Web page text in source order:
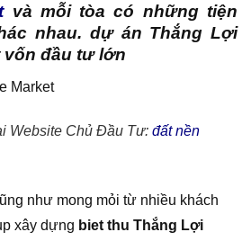
và mỗi tòa có những tiện
nhau. dự án Thắng Lợi
vốn đầu tư lớn
Website Chủ Đầu Tư: đất nền
như mong mỏi từ nhiều khách
xây dựng biet thu Thắng Lợi